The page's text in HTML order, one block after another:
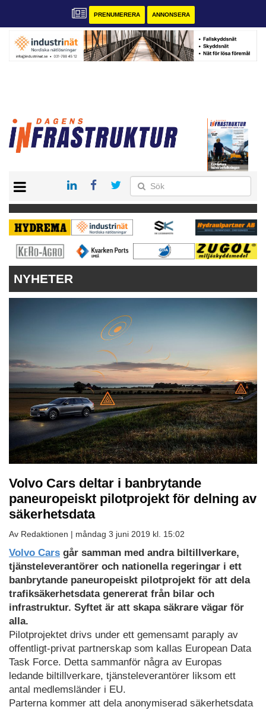
PRENUMERERA ANNONSERA
KONTAKT
VÅRA ANDRA MAGASIN
PRENUMERERA
NYHETER
Volvo Cars deltar i banbrytande
paneuropeiskt pilotprojekt för delning av
säkerhetsdata
Av Redaktionen | måndag 3 juni 2019 kl. 15:02
Volvo Cars går samman med andra biltillverkare,
tjänsteleverantörer och nationella regeringar i ett
banbrytande paneuropeiskt pilotprojekt för att dela
trafiksäkerhetsdata genererat från bilar och
infrastruktur. Syftet är att skapa säkrare vägar för
alla.
Pilotprojektet drivs under ett gemensamt paraply av
offentligt-privat partnerskap som kallas European Data
Task Force. Detta sammanför några av Europas
ledande biltillverkare, tjänsteleverantörer liksom ett
antal medlemsländer i EU.
Parterna kommer att dela anonymiserad säkerhetsdata